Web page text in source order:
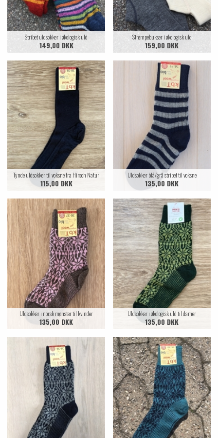
Stribet uldsokker i økologisk uld
149,00 DKK
Strømpebukser i økologisk uld
159,00 DKK
Tynde uldsokker til voksne fra Hirsch Natur
115,00 DKK
Uldsokker blå/grå stribet til voksne
135,00 DKK
Uldsokker i norsk mønster til kvinder
135,00 DKK
Uldsokker i økologisk uld til damer
135,00 DKK